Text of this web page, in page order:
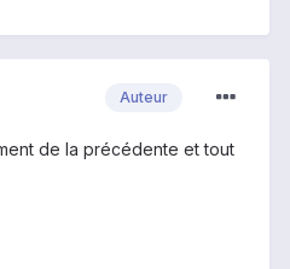
Auteur
de la précédente et tout